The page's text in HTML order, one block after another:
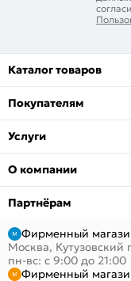
Каталог товаров
Покупателям
Услуги
О компании
Партнёрам
Фирменный
Москва, Кутузовский
пн-вс: с 9:00 до 21:00
Фирменный